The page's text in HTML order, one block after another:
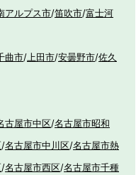
アルプス市/笛吹市/富士河
曲市/ 上田市/安曇野市/佐久
古屋市中区/名古屋市昭和
/名古屋市中川区/名古屋市熱
/名古屋市西区/名古屋市千種